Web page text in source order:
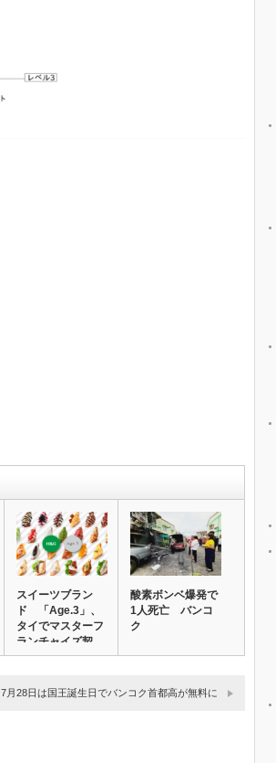
スイーツブラン
ド 「Age.3」、
タイでマスターフ
ランチャイズ契…
酸素ボンベ爆発で
1人死亡 バンコ
ク
7月28日は国王誕生日でバンコク首都高が無料に